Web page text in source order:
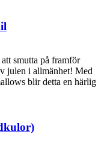
smutta på framför
julen i allmänhet! Med
blir detta en härlig